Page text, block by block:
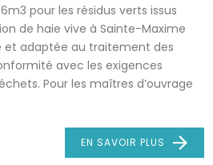
pour les résidus verts issus
de haie vive à Sainte-Maxime
et adaptée au traitement des
avec les exigences
Pour les maîtres d’ouvrage
EN SAVOIR PLUS